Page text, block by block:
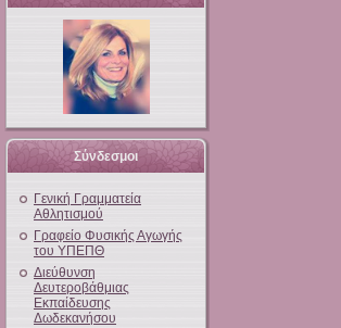
Σύνδεσμοι
Γενική Γραμματεία
Αθλητισμού
Γραφείο Φυσικής Αγωγής
του ΥΠΕΠΘ
Διεύθυνση
Δευτεροβάθμιας
Εκπαίδευσης
Δωδεκανήσου